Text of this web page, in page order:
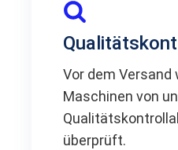
Vor dem Versand
Maschinen von
überprüft.